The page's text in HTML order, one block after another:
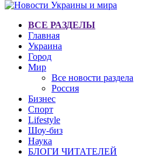
ВСЕ РАЗДЕЛЫ
Главная
Украина
Город
Мир
Все новости раздела
Россия
Бизнес
Спорт
Lifestyle
Шоу-биз
Наука
БЛОГИ ЧИТАТЕЛЕЙ